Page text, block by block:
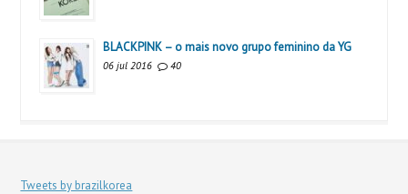
BLACKPINK – o mais novo grupo feminino da YG
06 jul 2016 40
Tweets by brazilkorea